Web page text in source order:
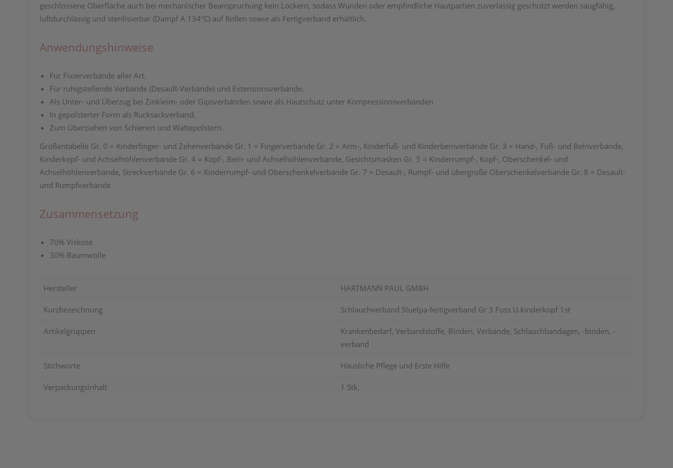
geschlossene Oberfläche auch bei mechanischer Beanspruchung kein Lockern, sodass Wunden oder empfindliche Hautpartien zuverlässig geschützt werden saugfähig,
luftdurchlässig und sterilisierbar (Dampf A 134°C) auf Rollen sowie als Fertigverband erhältlich.
Anwendungshinweise
Für Fixierverbände aller Art.
Für ruhigstellende Verbände (Desault-Verbände) und Extensionsverbände.
Als Unter- und Überzug bei Zinkleim- oder Gipsverbänden sowie als Hautschutz unter Kompressionsverbänden
In gepolsterter Form als Rucksackverband.
Zum Überziehen von Schienen und Wattepolstern.
Größentabelle Gr. 0 = Kinderfinger- und Zehenverbände Gr. 1 = Fingerverbände Gr. 2 = Arm-, Kinderfuß- und Kinderbeinverbände Gr. 3 = Hand-, Fuß- und Beinverbände,
Kinderkopf- und Achselhöhlenverbände Gr. 4 = Kopf-, Bein- und Achselhöhlenverbände, Gesichtsmasken Gr. 5 = Kinderrumpf-, Kopf-, Oberschenkel- und
Achselhöhlenverbände, Streckverbände Gr. 6 = Kinderrumpf- und Oberschenkelverbände Gr. 7 = Desault-, Rumpf- und übergroße Oberschenkelverbände Gr. 8 = Desault-
und Rumpfverbände
Zusammensetzung
70% Viskose
30% Baumwolle
Hersteller HARTMANN PAUL GMBH
Kurzbezeichnung Schlauchverband Stuelpa-fertigverband Gr 3 Fuss U.kinderkopf 1st
Artikelgruppen
Krankenbedarf, Verbandstoffe, Binden, Verbände, Schlauchbandagen, -binden, -
verband
Stichworte Häusliche Pflege und Erste Hilfe
Verpackungsinhalt 1 Stk.